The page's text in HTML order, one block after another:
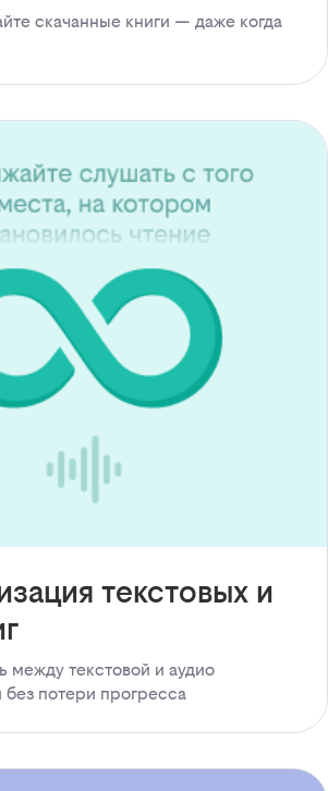
скачанные книги — даже когда
текстовых и
между текстовой и аудио
без потери прогресса